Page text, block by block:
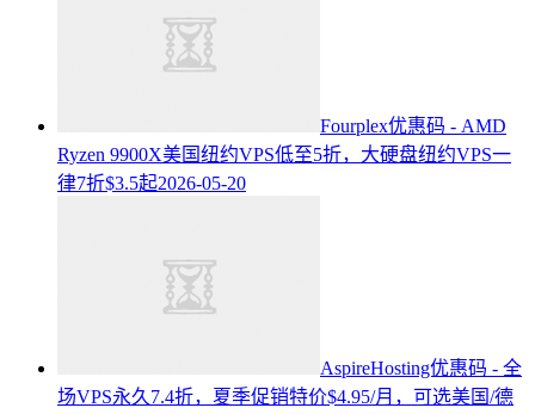
Fourplex优惠码 - AMD
Ryzen 9900X美国纽约VPS低至5折，大硬盘纽约VPS一
律7折$3.5起2026-05-20
AspireHosting优惠码 - 全
场VPS永久7.4折，夏季促销特价$4.95/月，可选美国/德